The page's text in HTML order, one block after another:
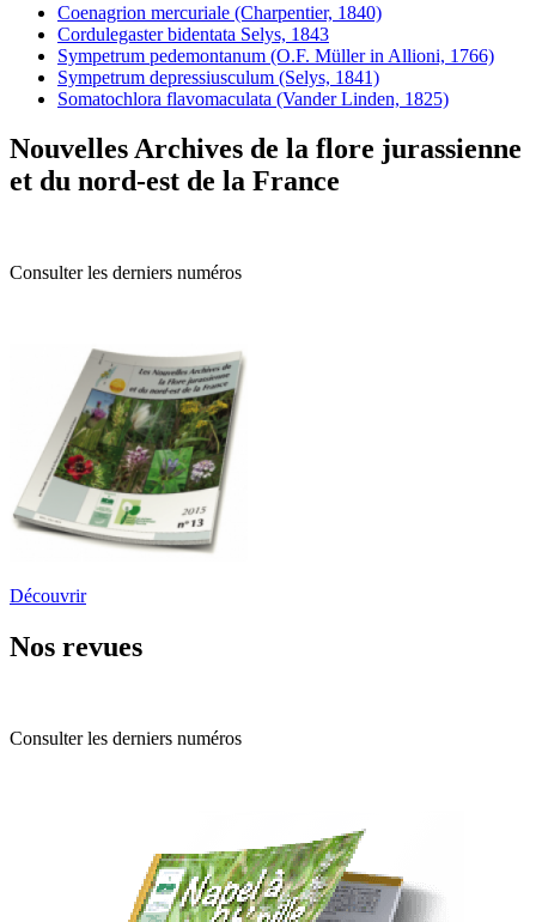
Coenagrion mercuriale (Charpentier, 1840)
Cordulegaster bidentata Selys, 1843
Sympetrum pedemontanum (O.F. Müller in Allioni, 1766)
Sympetrum depressiusculum (Selys, 1841)
Somatochlora flavomaculata (Vander Linden, 1825)
Nouvelles Archives de la flore jurassienne
et du nord-est de la France
Consulter les derniers numéros
Découvrir
Nos revues
Consulter les derniers numéros